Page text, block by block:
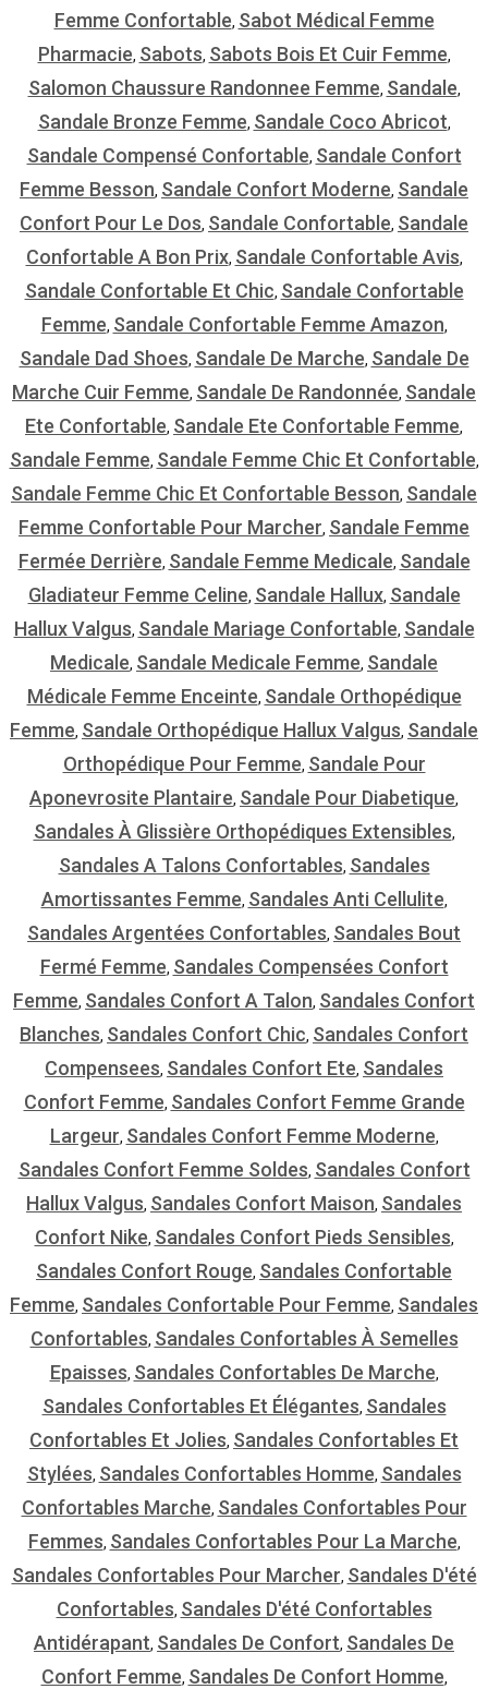
Femme Confortable, Sabot Médical Femme
Pharmacie, Sabots, Sabots Bois Et Cuir Femme,
Salomon Chaussure Randonnee Femme, Sandale,
Sandale Bronze Femme, Sandale Coco Abricot,
Sandale Compensé Confortable, Sandale Confort
Femme Besson, Sandale Confort Moderne, Sandale
Confort Pour Le Dos, Sandale Confortable, Sandale
Confortable A Bon Prix, Sandale Confortable Avis,
Sandale Confortable Et Chic, Sandale Confortable
Femme, Sandale Confortable Femme Amazon,
Sandale Dad Shoes, Sandale De Marche, Sandale De
Marche Cuir Femme, Sandale De Randonnée, Sandale
Ete Confortable, Sandale Ete Confortable Femme,
Sandale Femme, Sandale Femme Chic Et Confortable,
Sandale Femme Chic Et Confortable Besson, Sandale
Femme Confortable Pour Marcher, Sandale Femme
Fermée Derrière, Sandale Femme Medicale, Sandale
Gladiateur Femme Celine, Sandale Hallux, Sandale
Hallux Valgus, Sandale Mariage Confortable, Sandale
Medicale, Sandale Medicale Femme, Sandale
Médicale Femme Enceinte, Sandale Orthopédique
Femme, Sandale Orthopédique Hallux Valgus, Sandale
Orthopédique Pour Femme, Sandale Pour
Aponevrosite Plantaire, Sandale Pour Diabetique,
Sandales À Glissière Orthopédiques Extensibles,
Sandales A Talons Confortables, Sandales
Amortissantes Femme, Sandales Anti Cellulite,
Sandales Argentées Confortables, Sandales Bout
Fermé Femme, Sandales Compensées Confort
Femme, Sandales Confort A Talon, Sandales Confort
Blanches, Sandales Confort Chic, Sandales Confort
Compensees, Sandales Confort Ete, Sandales
Confort Femme, Sandales Confort Femme Grande
Largeur, Sandales Confort Femme Moderne,
Sandales Confort Femme Soldes, Sandales Confort
Hallux Valgus, Sandales Confort Maison, Sandales
Confort Nike, Sandales Confort Pieds Sensibles,
Sandales Confort Rouge, Sandales Confortable
Femme, Sandales Confortable Pour Femme, Sandales
Confortables, Sandales Confortables À Semelles
Epaisses, Sandales Confortables De Marche,
Sandales Confortables Et Élégantes, Sandales
Confortables Et Jolies, Sandales Confortables Et
Stylées, Sandales Confortables Homme, Sandales
Confortables Marche, Sandales Confortables Pour
Femmes, Sandales Confortables Pour La Marche,
Sandales Confortables Pour Marcher, Sandales D'été
Confortables, Sandales D'été Confortables
Antidérapant, Sandales De Confort, Sandales De
Confort Femme, Sandales De Confort Homme,